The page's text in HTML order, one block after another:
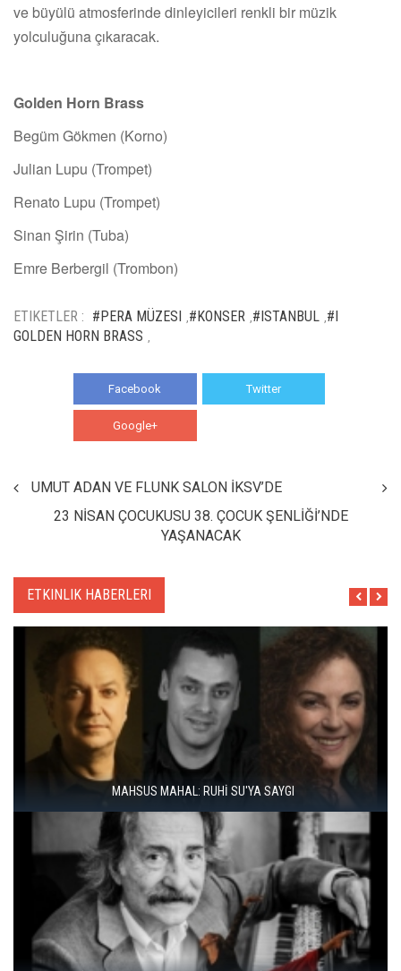
ve büyülü atmosferinde dinleyicileri renkli bir müzik
yolculuğuna çıkaracak.
Golden Horn Brass
Begüm Gökmen (Korno)
Julian Lupu (Trompet)
Renato Lupu (Trompet)
Sinan Şirin (Tuba)
Emre Berbergil (Trombon)
ETIKETLER : #PERA MÜZESI #KONSER #ISTANBUL #I
GOLDEN HORN BRASS
Facebook Twitter
Google+
UMUT ADAN VE FLUNK SALON İKSV’DE
23 NİSAN ÇOCUKUSU 38. ÇOCUK ŞENLİĞİ’NDE
YAŞANACAK
ETKINLIK HABERLERI
ÇAL BAĞBOZUMU FESTIVALI’NDE KÜLTÜR, SANAT VE BAĞCILIK
BIR ARADA